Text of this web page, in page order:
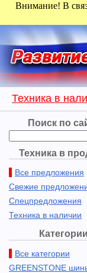
Внимание! В
Техника в
Поиск по
Техника в
Все предложения
Свежие
Спецпредложения
Техника в наличии
Категории
Все категории
GREENSTONE